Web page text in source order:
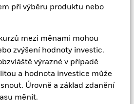
při výběru produktu nebo
mezi měnami mohou
zvýšení hodnoty investic.
výrazné v případě
a hodnota investice může
Úrovně a základ zdanění
měnit.
které vedou nebo mají vést k
nebo ukládány.
měli přečíst nabídkové
uvedeny další podrobnosti
že zatímco některé fondy